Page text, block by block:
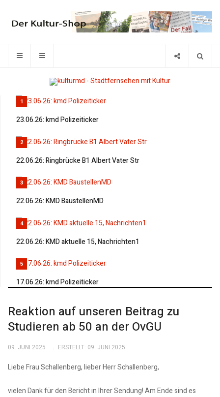
1
23.06.26: kmd Polizeiticker
2
22.06.26: Ringbrücke B1 Albert Vater Str
3
22.06.26: KMD BaustellenMD
4
22.06.26: KMD aktuelle 15, Nachrichten1
5
17.06.26: kmd Polizeiticker
Reaktion auf unseren Beitrag zu
Studieren ab 50 an der OvGU
09. JUNI 2025 ERSTELLT: 09. JUNI 2025
Liebe Frau Schallenberg, lieber Herr Schallenberg,
vielen Dank für den Bericht in Ihrer Sendung! Am Ende sind es